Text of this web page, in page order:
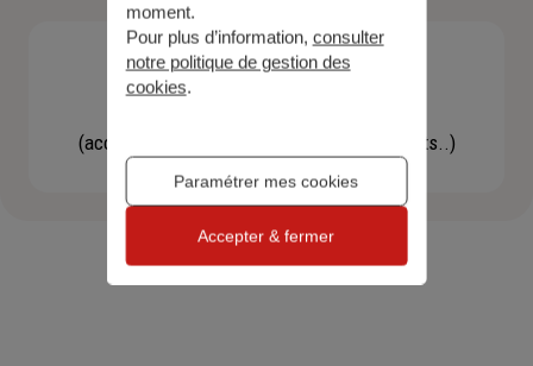
(accéder à l'espace client, gérer mes contrats..)
moment.
Pour plus d’information, consulter
notre politique de gestion des
cookies.
Paramétrer mes cookies
Accepter & fermer